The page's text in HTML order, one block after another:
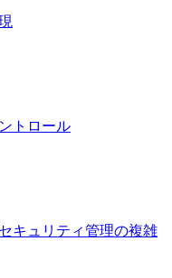
トロール
キュリティ管理の複雑